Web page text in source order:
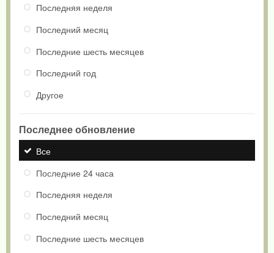
Последняя неделя
Последний месяц
Последние шесть месяцев
Последний год
Другое
Последнее обновление
Все
Последние 24 часа
Последняя неделя
Последний месяц
Последние шесть месяцев